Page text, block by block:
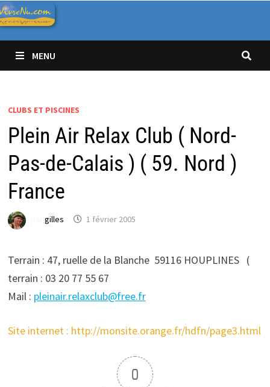
Passer
au
contenu
MENU
CLUBS ET PISCINES
Plein Air Relax Club ( Nord-
Pas-de-Calais ) ( 59. Nord )
France
gilles 1 février 2005
Terrain : 47, ruelle de la Blanche 59116 HOUPLINES (
terrain : 03 20 77 55 67
Mail : pleinair.relaxclub@free.fr
Site internet : http://monsite.orange.fr/hdfn/page3.html
0